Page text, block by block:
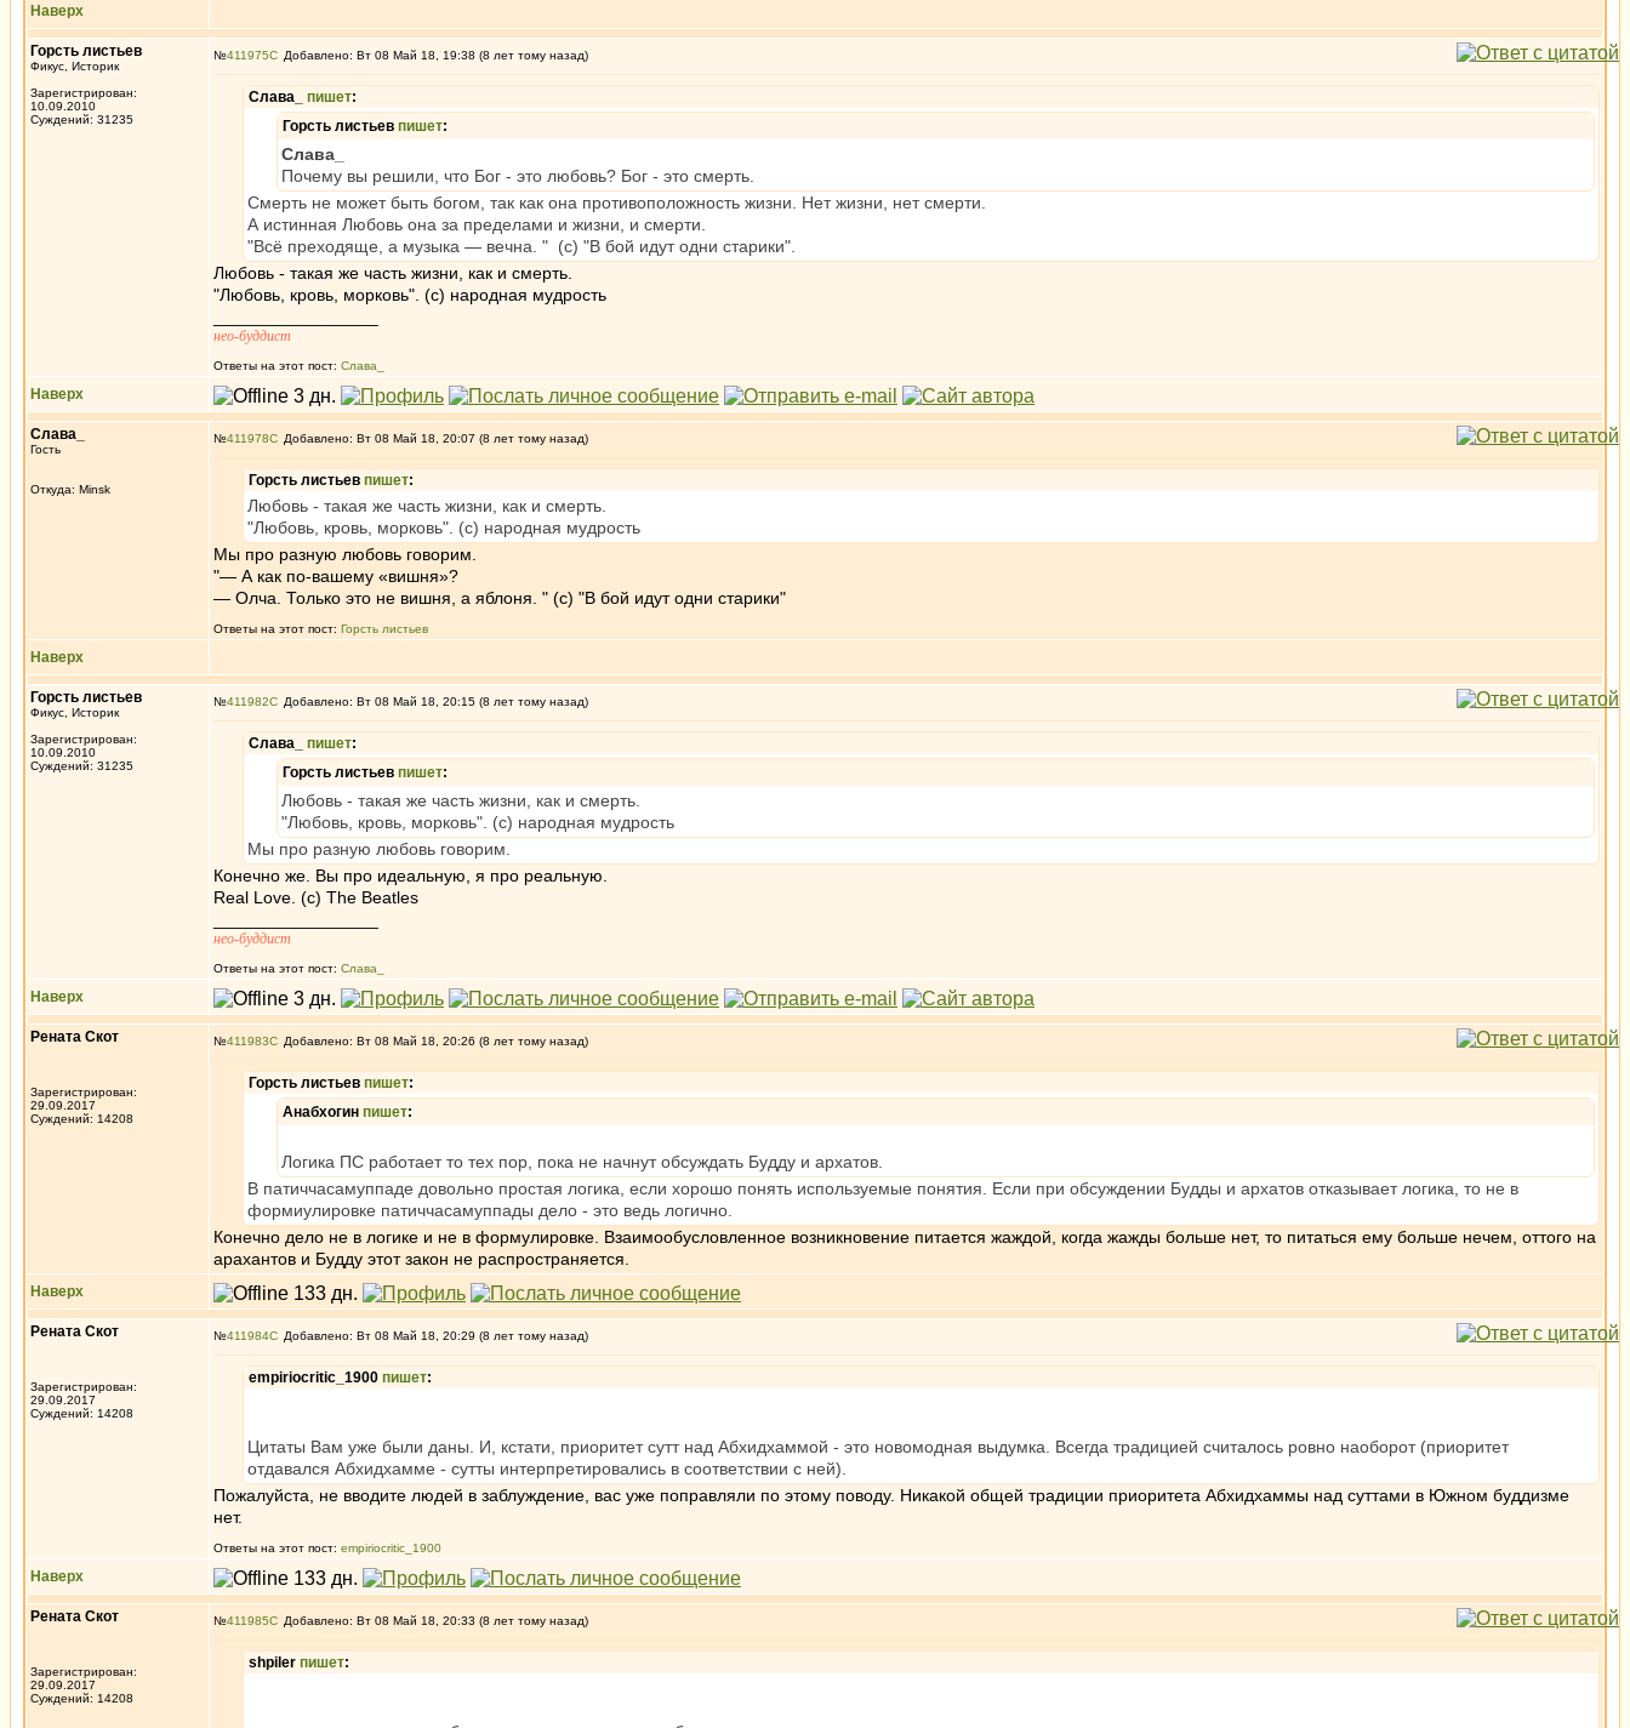
Наверх
Горсть листьев
Фикус, Историк
Зарегистрирован:
10.09.2010
Суждений: 31235
№411975 Добавлено: Вт 08 Май 18, 19:38 (8 лет тому назад)
Слава_ пишет:
Горсть листьев пишет:
Слава_
Почему вы решили, что Бог - это любовь? Бог - это смерть.
Смерть не может быть богом, так как она противоположность жизни. Нет жизни, нет смерти.
А истинная Любовь она за пределами и жизни, и смерти.
"Всё преходяще, а музыка — вечна. " (с) "В бой идут одни старики".
Любовь - такая же часть жизни, как и смерть.
"Любовь, кровь, морковь". (с) народная мудрость
нео-буддист
Ответы на этот пост: Слава_
Наверх
Слава_
Гость
Откуда: Minsk
№411978 Добавлено: Вт 08 Май 18, 20:07 (8 лет тому назад)
Горсть листьев пишет:
Любовь - такая же часть жизни, как и смерть.
"Любовь, кровь, морковь". (с) народная мудрость
Мы про разную любовь говорим.
"— А как по-вашему «вишня»?
— Олча. Только это не вишня, а яблоня. " (с) "В бой идут одни старики"
Ответы на этот пост: Горсть листьев
Наверх
Горсть листьев
Фикус, Историк
Зарегистрирован:
10.09.2010
Суждений: 31235
№411982 Добавлено: Вт 08 Май 18, 20:15 (8 лет тому назад)
Слава_ пишет:
Горсть листьев пишет:
Любовь - такая же часть жизни, как и смерть.
"Любовь, кровь, морковь". (с) народная мудрость
Мы про разную любовь говорим.
Конечно же. Вы про идеальную, я про реальную.
Real Love. (c) The Beatles
нео-буддист
Ответы на этот пост: Слава_
Наверх
Рената Скот
Зарегистрирован:
29.09.2017
Суждений: 14208
№411983 Добавлено: Вт 08 Май 18, 20:26 (8 лет тому назад)
Горсть листьев пишет:
Анабхогин пишет:
Логика ПС работает то тех пор, пока не начнут обсуждать Будду и архатов.
В патиччасамуппаде довольно простая логика, если хорошо понять используемые понятия. Если при обсуждении Будды и архатов отказывает логика, то не в
формиулировке патиччасамуппады дело - это ведь логично.
Конечно дело не в логике и не в формулировке. Взаимообусловленное возникновение питается жаждой, когда жажды больше нет, то питаться ему больше нечем, оттого на
арахантов и Будду этот закон не распространяется.
Наверх
Рената Скот
Зарегистрирован:
29.09.2017
Суждений: 14208
№411984 Добавлено: Вт 08 Май 18, 20:29 (8 лет тому назад)
empiriocritic_1900 пишет:
Цитаты Вам уже были даны. И, кстати, приоритет сутт над Абхидхаммой - это новомодная выдумка. Всегда традицией считалось ровно наоборот (приоритет
отдавался Абхидхамме - сутты интерпретировались в соответствии с ней).
Пожалуйста, не вводите людей в заблуждение, вас уже поправляли по этому поводу. Никакой общей традиции приоритета Абхидхаммы над суттами в Южном буддизме
нет.
Ответы на этот пост: empiriocritic_1900
Наверх
Рената Скот
Зарегистрирован:
29.09.2017
Суждений: 14208
№411985 Добавлено: Вт 08 Май 18, 20:33 (8 лет тому назад)
shpiler пишет: